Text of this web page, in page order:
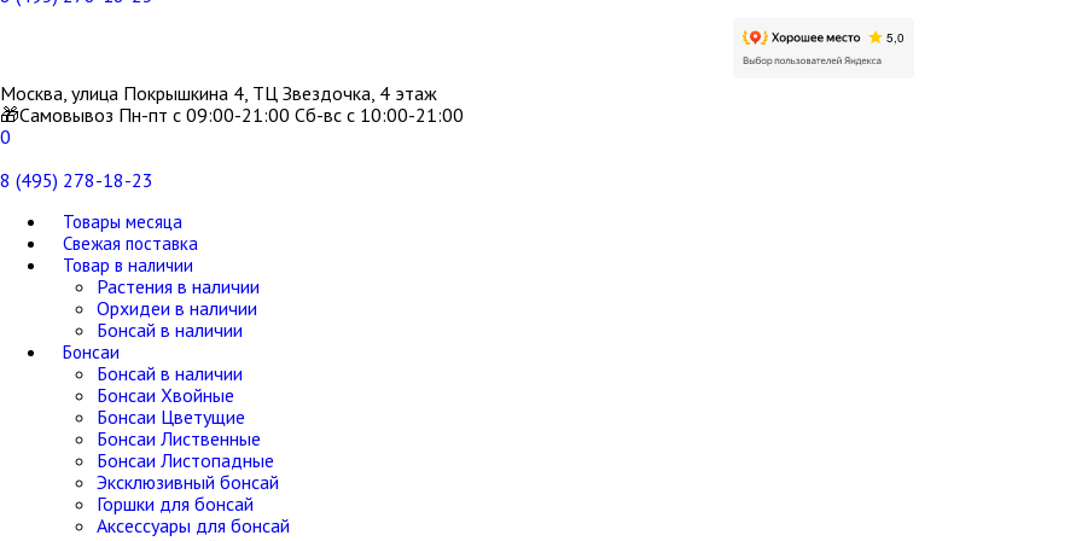
Москва, улица Покрышкина 4, ТЦ Звездочка, 4 этаж
🎁Самовывоз Пн-пт с 09:00-21:00 Сб-вс с 10:00-21:00
0
8 (495) 278-18-23
Товары месяца
Свежая поставка
Товар в наличии
Растения в наличии
Орхидеи в наличии
Бонсай в наличии
Бонсаи
Бонсай в наличии
Бонсаи Хвойные
Бонсаи Цветущие
Бонсаи Лиственные
Бонсаи Листопадные
Эксклюзивный бонсай
Горшки для бонсай
Аксессуары для бонсай